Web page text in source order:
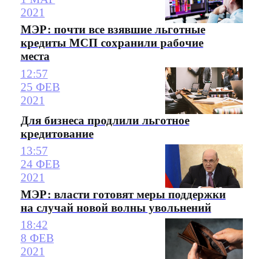
2021
МЭР: почти все взявшие льготные
кредиты МСП сохранили рабочие
места
12:57
25 ФЕВ
2021
Для бизнеса продлили льготное
кредитование
13:57
24 ФЕВ
2021
МЭР: власти готовят меры поддержки
на случай новой волны увольнений
18:42
8 ФЕВ
2021